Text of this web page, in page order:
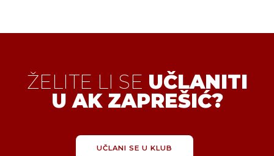
ŽELITE LI SE UČLANITI
U AK ZAPREŠIĆ?
UČLANI SE U KLUB